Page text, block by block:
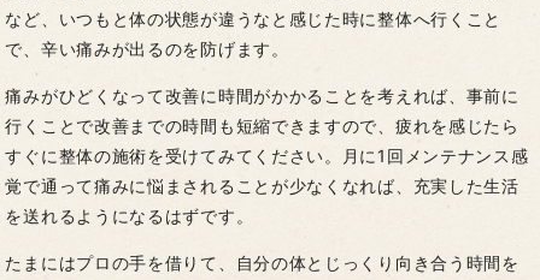
など、いつもと体の状態が違うなと感じた時に整体へ行くこと
で、辛い痛みが出るのを防げます。
痛みがひどくなって改善に時間がかかることを考えれば、事前に
行くことで改善までの時間も短縮できますので、疲れを感じたら
すぐに整体の施術を受けてみてください。月に1回メンテナンス感
覚で通って痛みに悩まされることが少なくなれば、充実した生活
を送れるようになるはずです。
たまにはプロの手を借りて、自分の体とじっくり向き合う時間を